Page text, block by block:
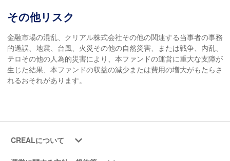
その他リスク
金融市場の混乱、クリアル株式会社その他の関連する当事者の事務
的過誤、地震、台風、火災その他の自然災害、または戦争、内乱、
テロその他の人為的災害により、本ファンドの運営に重大な支障が
生じた結果、本ファンドの収益の減少または費用の増大がもたらさ
れるおそれがあります。
CREALについて